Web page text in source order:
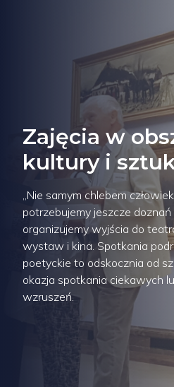
Zajęcia w
kultury i
„Nie samym chlebem
potrzebujemy jeszcze
organizujemy wyjścia do
wystaw i kina. Spotkania
poetyckie to odskocznia od
okazja spotkania ciekawych
wzruszeń.